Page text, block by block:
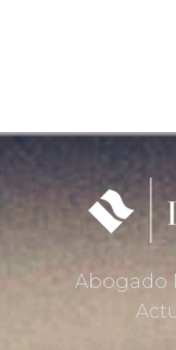
Abogado